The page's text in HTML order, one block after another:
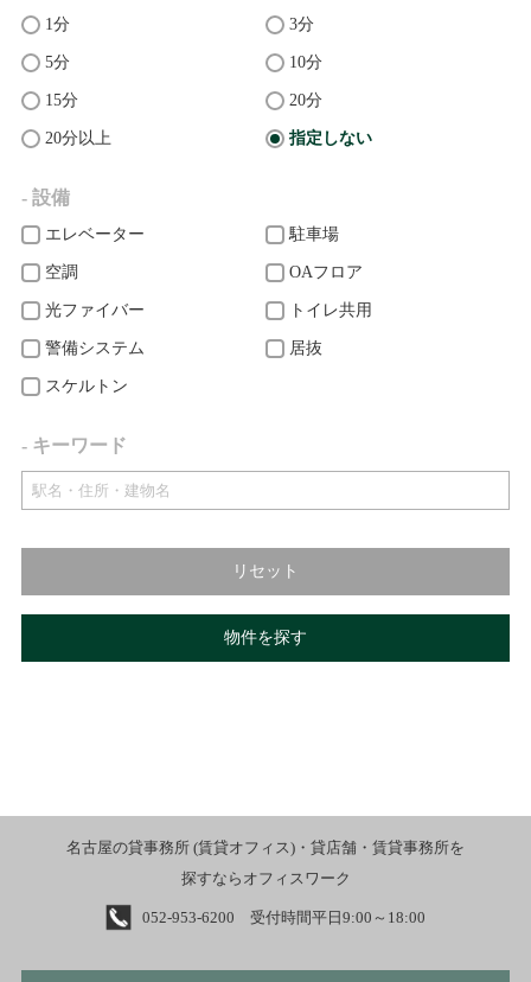
1分 3分
5分 10分
15分 20分
20分以上 指定しない
- 設備
エレベーター 駐車場
空調 OAフロア
光ファイバー トイレ共用
警備システム 居抜
スケルトン
- キーワード
リセット
物件を探す
名古屋の貸事務所 (賃貸オフィス)・貸店舗・賃貸事務所を
探すならオフィスワーク
052-953-6200 受付時間平日9:00～18:00